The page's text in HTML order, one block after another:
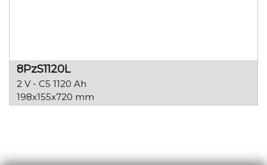
8PzS1120L
2 V - C5 1120 Ah
198x155x720 mm